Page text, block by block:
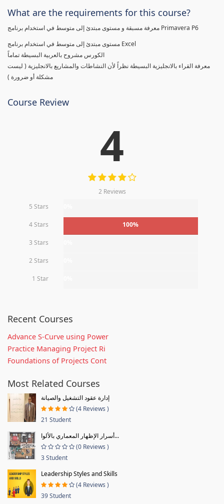
What are the requirements for this course?
معرفة مسبقة و مستوى مبتدئ إلى متوسط في استخدام برنامج Primavera P6
مستوى مبتدئ إلى متوسط في استخدام برنامج Excel
الكورس مشروح بالعربية البسيطة تماماً
معرفة القراء بالانجليزية البسيطة نظراً لأن النشاطات والمشاريع بالانجليزية ( ليست
مشكلة أو ضرورة )
Course Review
4
2 Reviews
5 Stars
4 Stars 100%
3 Stars
2 Stars
1 Star
Recent Courses
Advance S-Curve using Power
Practice Managing Project Ri
Foundations of Projects Cont
Most Related Courses
إدارة عقود التشغيل والصيانة
(4 Reviews )
21 Student
أسرار الإظهار المعماري بالألوا...
(0 Reviews )
3 Student
Leadership Styles and Skills
(4 Reviews )
39 Student